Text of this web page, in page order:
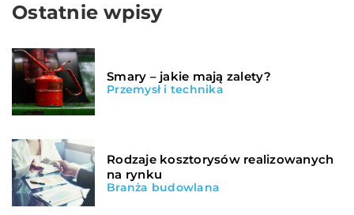
Ostatnie wpisy
Smary – jakie mają zalety?
Przemysł i technika
Rodzaje kosztorysów realizowanych
na rynku
Branża budowlana